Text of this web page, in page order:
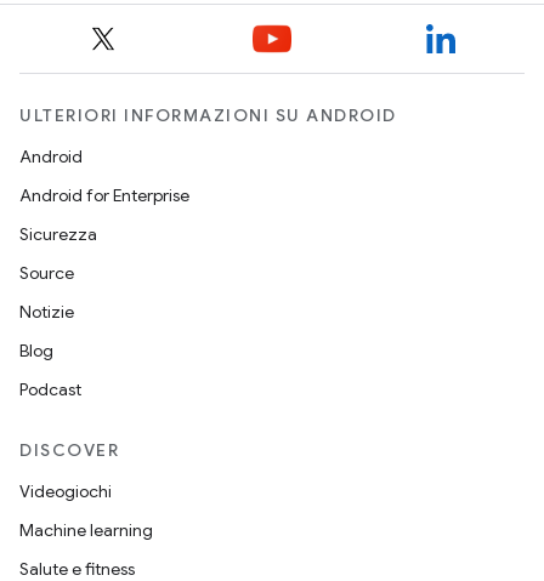
ULTERIORI INFORMAZIONI SU ANDROID
Android
Android for Enterprise
Sicurezza
Source
Notizie
Blog
Podcast
DISCOVER
Videogiochi
Machine learning
Salute e fitness